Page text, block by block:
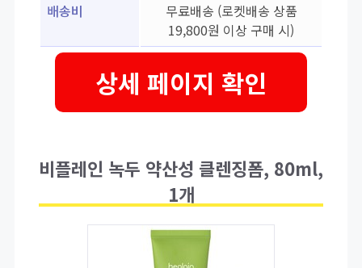
배송비
무료배송 (로켓배송 상품
19,800원 이상 구매 시)
상세 페이지 확인
비플레인 녹두 약산성 클렌징폼, 80ml,
1개